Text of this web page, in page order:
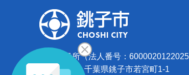
銚子市役所（法人番号：6000020122025
〒288-8601 千葉県銚子市若宮町1-1